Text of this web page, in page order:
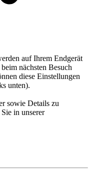
auf Ihrem Endgerät
nächsten Besuch
diese Einstellungen
unten).
sowie Details zu
in unserer